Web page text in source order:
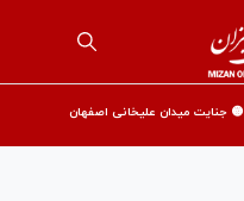
🟡 جنایت میدان علیخانی اصفهان